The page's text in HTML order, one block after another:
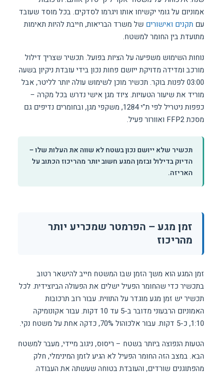
אמוניום על גומי יקשיחו אותו ויגרמו לסדקים. בכל מוסד שעובד
עם תקנים ואישורים של משרד הבריאות, חייבת להיות תאימות
מתועדת בין החומר למשטח.
נוחות השימוש משפיעה על הציות בפועל. תכשיר שצריך דילול
מורכב ומדידה מדויקת ייושם פחות נכון בידי עובדת ניקיון בשעה
03:00 לפנות בוקר. תכשיר מוכן לשימוש עולה יותר לליטר, אבל
מוריד את שיעור הטעויות. ציוד מגן אישי נדרש בכל מקרה –
כפפות ניטריל לפי ת"י 1284, משקפי מגן, ובחומרים נדיפים גם
מסכת FFP2 ואוורור פעיל.
תכשיר שלא ייושם נכון בשטח לא שווה את העלות שלו –
הדיוק בדילול ובזמן המגע חשוב יותר מהריכוז הכתוב על
האריזה.
זמן מגע – הפרמטר שמכריע יותר
מהריכוז
זמן המגע הוא משך הזמן שבו המשטח חייב להישאר רטוב
בתכשיר כדי שהחומר הפעיל ישלים את הפעולה הביוצידית. לכל
תכשיר יש זמן מגע מוגדר על התווית. עבור רוב תרכובות
האמוניום הרבעוני מדובר ב-5 עד 10 דקות. עבור אקונומיקה
1:10, כ-5 דקות. עבור אלכוהול 70%, כדקה אחת על משטח נקי.
הטעות הנפוצה ביותר בשטח – ריסוס, ניגוב מיידי, מעבר למשטח
הבא. במצב הזה החומר הפעיל לא הגיע לזמן המינימלי, חלק
מהפתוגנים שורדים, והעובדת בטוחה שעשתה את העבודה.